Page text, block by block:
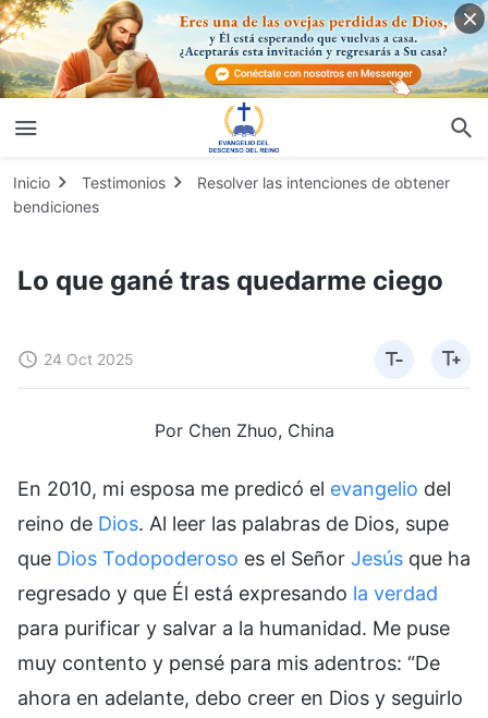
Inicio Testimonios
Resolver las intenciones de obtener
bendiciones
Lo que gané tras quedarme ciego
24 Oct 2025
Por Chen Zhuo, China
En 2010, mi esposa me predicó el evangelio del
reino de Dios. Al leer las palabras de Dios, supe
que Dios Todopoderoso es el Señor Jesús que ha
regresado y que Él está expresando la verdad
para purificar y salvar a la humanidad. Me puse
muy contento y pensé para mis adentros: “De
ahora en adelante, debo creer en Dios y seguirlo